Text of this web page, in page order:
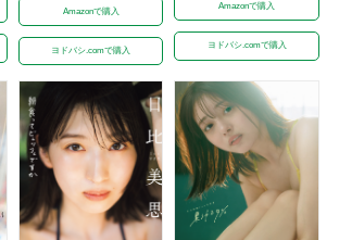
Amazonで購入
ヨドバシ.comで購入
Amazonで購入
ヨドバシ.comで購入